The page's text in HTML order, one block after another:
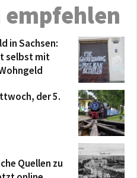
empfehlen
in Sachsen:
selbst mit
der 5.
Quellen zu